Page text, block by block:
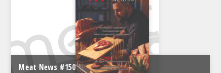
Meat News #150